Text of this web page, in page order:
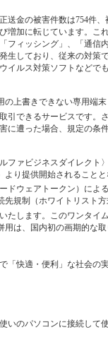
送金の被害件数は754件、
増加に転じています。こ
フィッシング」、「通信
生しており、従来の対策
イルス対策ソフトなどで
上書きできない専用端末
引できるサービスです。
に遭った場合、規定の条
ファビジネスダイレクト
より提供開始されることと
ドウェアトークン）によ
先規制（ホワイトリスト
たします。このワンタイ
用は、国内初の画期的な
快適・便利」な社会の実
のパソコンに接続して使